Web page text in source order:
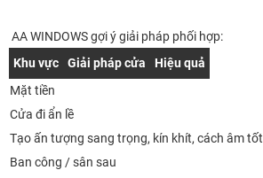
AA WINDOWS gợi ý giải pháp phối hợp:
Khu vực
Giải pháp cửa
Hiệu quả
Mặt tiền
Cửa đi ẩn lề
Tạo ấn tượng sang trọng, kín khít, cách âm tốt
Ban công / sân sau